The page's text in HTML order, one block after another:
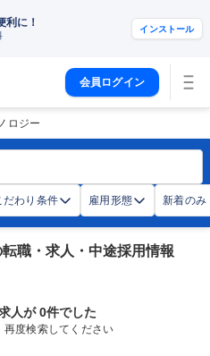
利に！ インストール
会員ログイン
ロジー
だわり条件 雇用形態 新着のみ
職・求人・中途採用情報
人が 0件でした
再度検索してください